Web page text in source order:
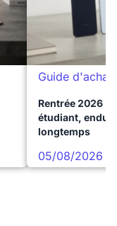
Guide d'achat
Rentrée 2026 :
étudiant,
longtemps
05/08/2026